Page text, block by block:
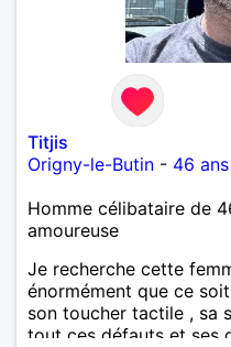
Titjis
Origny-le-Butin - 46 ans
Homme célibataire de
amoureuse
Je recherche cette
énormément que ce
son toucher tactile , sa
tout ces défauts et ses